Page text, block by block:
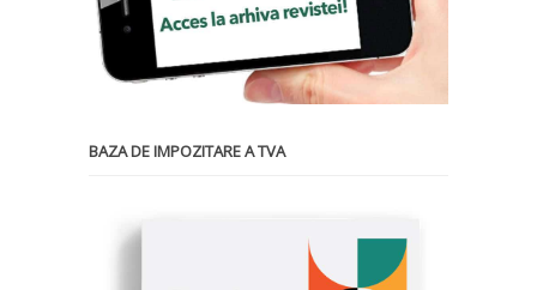
BAZA DE IMPOZITARE A TVA